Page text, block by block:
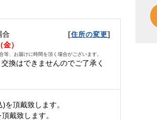
合 [住所の変更]
）
、お届けに時間を頂く場合がございます。
換はできませんのでご了承く
)を頂戴致します。
戴致します。